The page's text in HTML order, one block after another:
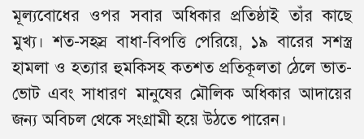
মূল্যবোধের ওপর সবার অধিকার প্রতিষ্ঠাই তাঁর কাছে
মুখ্য। শত-সহস্র বাধা-বিপত্তি পেরিয়ে, ১৯ বারের সশস্ত্র
হামলা ও হত্যার হুমকিসহ কতশত প্রতিকূলতা ঠেলে ভাত-
ভোট এবং সাধারণ মানুষের মৌলিক অধিকার আদায়ের
জন্য অবিচল থেকে সংগ্রামী হয়ে উঠতে পারেন।